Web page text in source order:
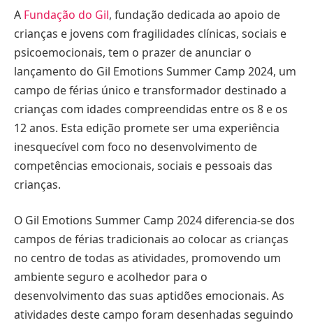
A Fundação do Gil, fundação dedicada ao apoio de
crianças e jovens com fragilidades clínicas, sociais e
psicoemocionais, tem o prazer de anunciar o
lançamento do Gil Emotions Summer Camp 2024, um
campo de férias único e transformador destinado a
crianças com idades compreendidas entre os 8 e os
12 anos. Esta edição promete ser uma experiência
inesquecível com foco no desenvolvimento de
competências emocionais, sociais e pessoais das
crianças.
O Gil Emotions Summer Camp 2024 diferencia-se dos
campos de férias tradicionais ao colocar as crianças
no centro de todas as atividades, promovendo um
ambiente seguro e acolhedor para o
desenvolvimento das suas aptidões emocionais. As
atividades deste campo foram desenhadas seguindo